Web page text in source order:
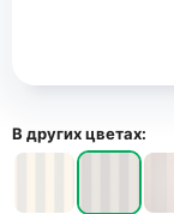
В других цветах: